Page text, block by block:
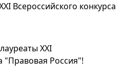
Всероссийского конкурса
XXI
"Правовая Россия"!